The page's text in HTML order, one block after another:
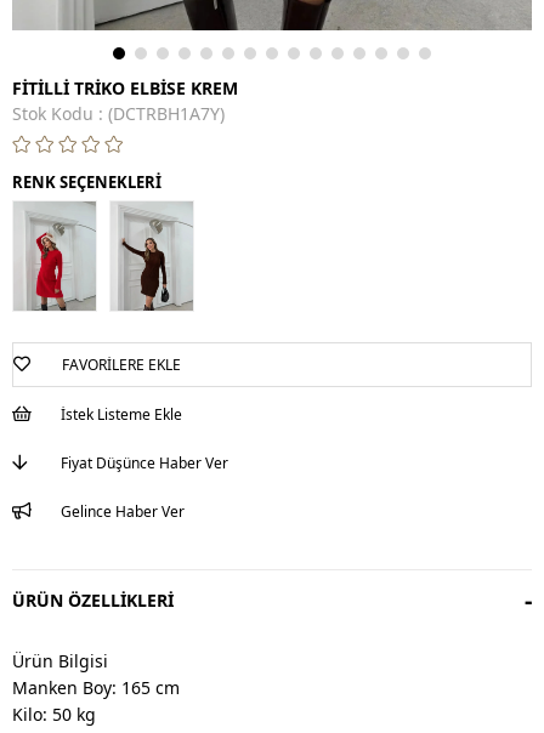
FİTİLLİ TRİKO ELBİSE KREM
Stok Kodu
(DCTRBH1A7Y)
RENK SEÇENEKLERİ
FAVORILERE EKLE
İstek Listeme Ekle
Fiyat Düşünce Haber Ver
Gelince Haber Ver
ÜRÜN ÖZELLIKLERI
Ürün Bilgisi
Manken Boy: 165 cm
Kilo: 50 kg